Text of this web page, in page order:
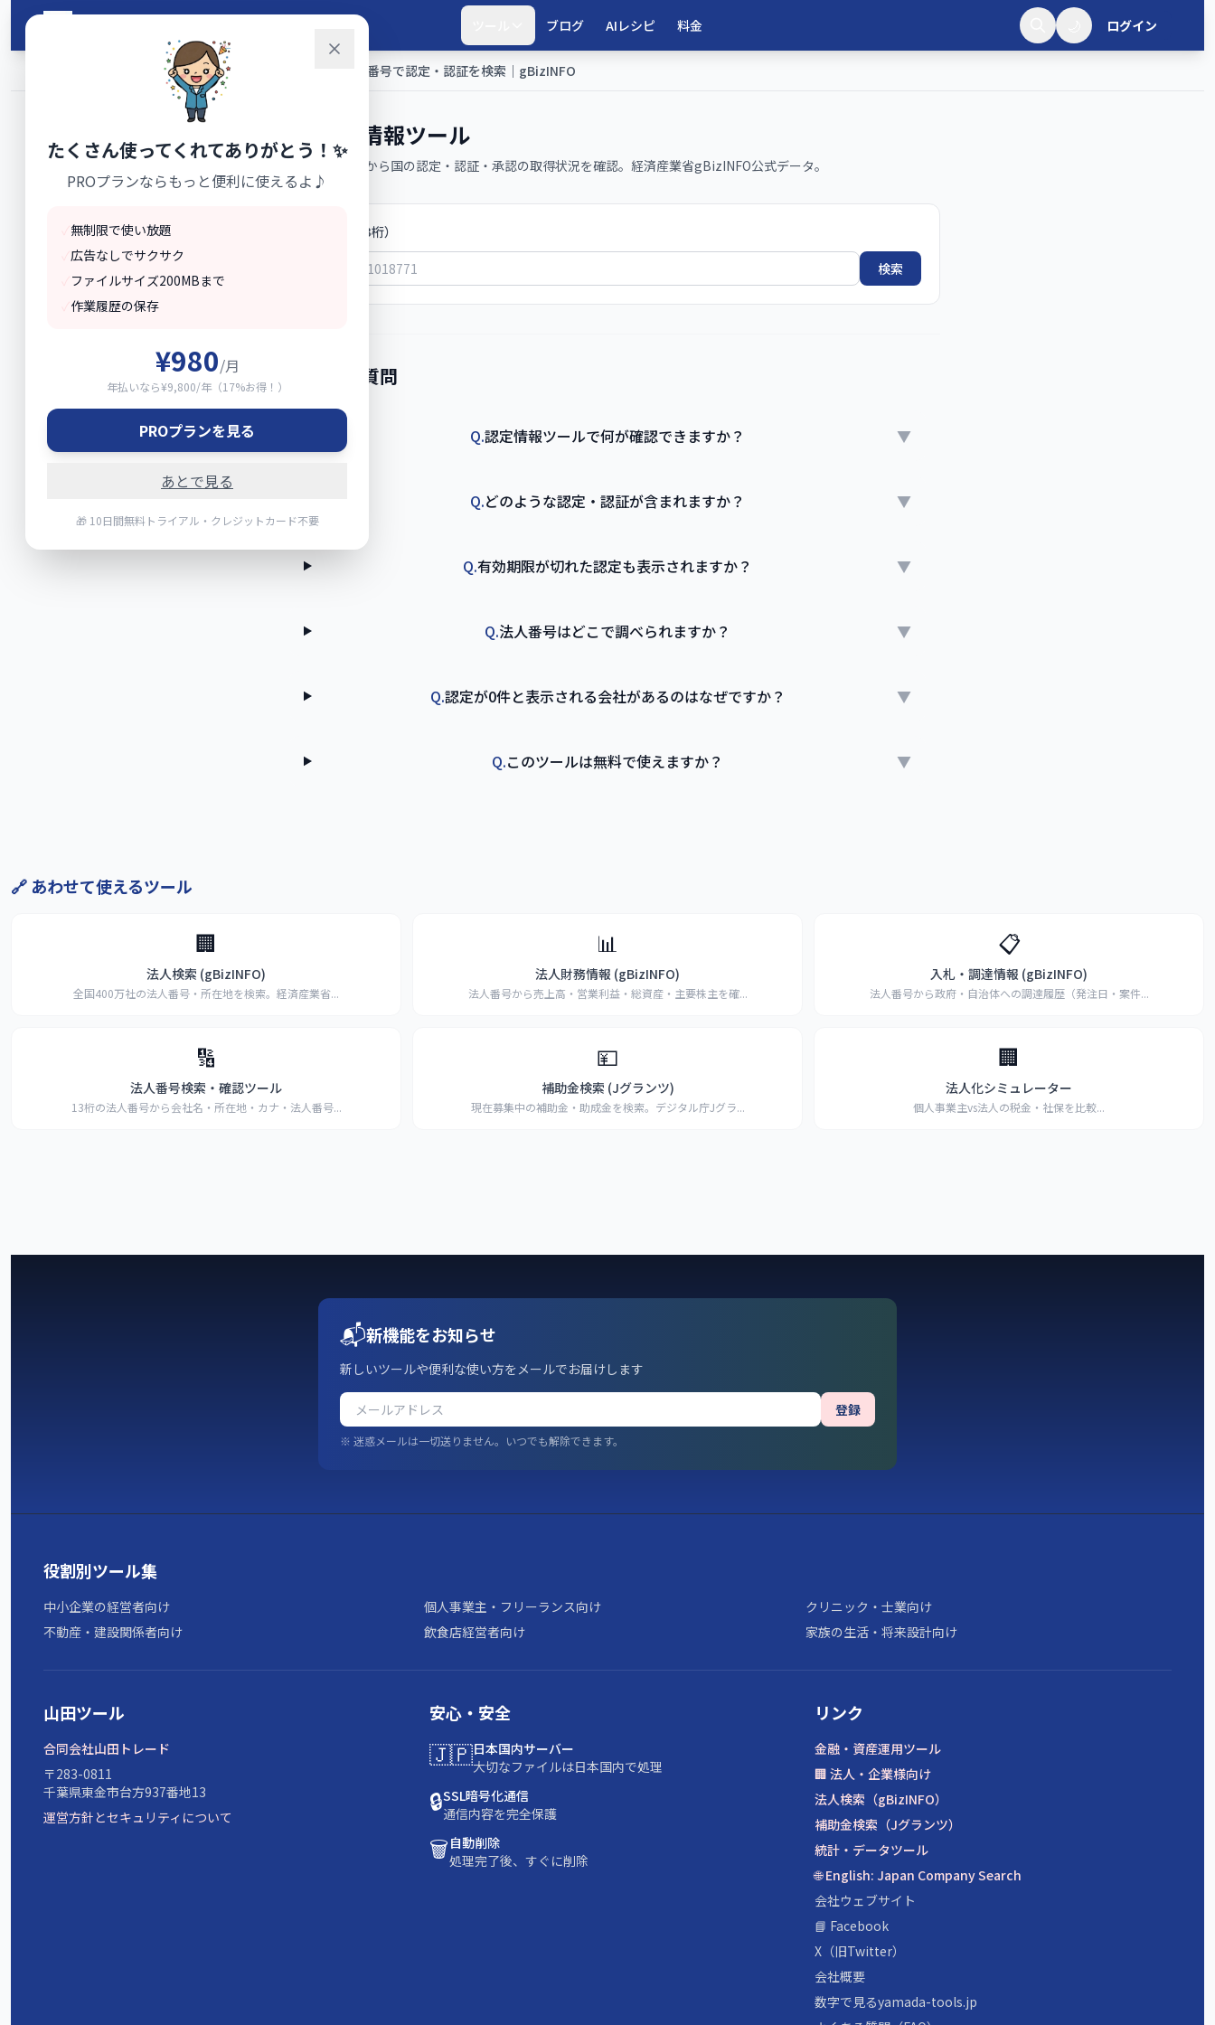
メインコンテンツへスキップ
ブログ AIレシピ 料金 ログイン
ビジネス・法人›法人認定情報ツール【無料】法人番号で認定・認証を検索｜gBizINFO
法人認定情報ツール
13桁の法人番号から国の認定・認証・承認の取得状況を確認。経済産業省gBizINFO公式データ。
法人番号（13桁）
検索
よくある質問
Q.認定情報ツールで何が確認できますか？ ▼
Q.どのような認定・認証が含まれますか？ ▼
Q.有効期限が切れた認定も表示されますか？ ▼
Q.法人番号はどこで調べられますか？ ▼
Q.認定が0件と表示される会社があるのはなぜですか？ ▼
Q.このツールは無料で使えますか？ ▼
🔗 あわせて使えるツール
🏢
法人検索 (gBizINFO)
全国400万社の法人番号・所在地を検索。経済産業省...
📊
法人財務情報 (gBizINFO)
法人番号から売上高・営業利益・総資産・主要株主を確...
📋
入札・調達情報 (gBizINFO)
法人番号から政府・自治体への調達履歴（発注日・案件...
🔢
法人番号検索・確認ツール
13桁の法人番号から会社名・所在地・カナ・法人番号...
💴
補助金検索 (Jグランツ)
現在募集中の補助金・助成金を検索。デジタル庁Jグラ...
🏢
法人化シミュレーター
個人事業主vs法人の税金・社保を比較...
📬新機能をお知らせ
新しいツールや便利な使い方をメールでお届けします
登録
※ 迷惑メールは一切送りません。いつでも解除できます。
役割別ツール集
中小企業の経営者向け 個人事業主・フリーランス向け
クリニック・士業向け
不動産・建設関係者向け
飲食店経営者向け 家族の生活・将来設計向け
山田ツール
合同会社山田トレード
〒283-0811
千葉県東金市台方937番地13
運営方針とセキュリティについて
安心・安全
🇯🇵日本国内サーバー
大切なファイルは日本国内で処理
🔒SSL暗号化通信
通信内容を完全保護
🗑️ 自動削除
処理完了後、すぐに削除
リンク
金融・資産運用ツール
🏢 法人・企業様向け
法人検索（gBizINFO）
補助金検索（Jグランツ）
統計・データツール
🌐 English: Japan Company Search
会社ウェブサイト
📘 Facebook
X（旧Twitter）
会社概要
数字で見るyamada-tools.jp
たくさん使ってくれてありがとう！✨
PROプランならもっと便利に使えるよ♪
無制限で使い放題
広告なしでサクサク
ファイルサイズ200MBまで
作業履歴の保存
¥980/月
年払いなら¥9,800/年（17%お得！）
PROプランを見る
あとで見る
🎁 10日間無料トライアル・クレジットカード不要